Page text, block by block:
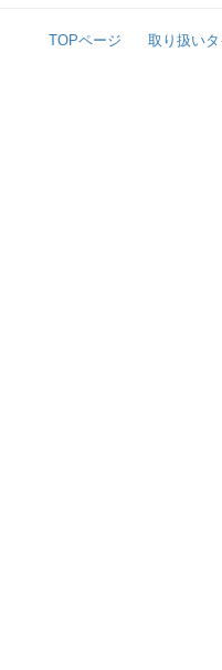
TOPページ 取り扱い